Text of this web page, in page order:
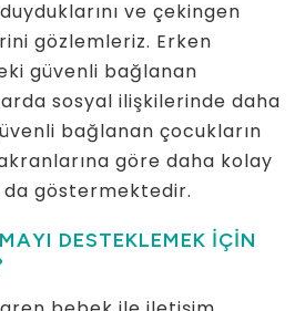
ve çekingen
gözlemleriz. Erken
güvenli bağlanan
sosyal ilişkilerinde daha
bağlanan çocukların
göre daha kolay
da göstermektedir.
DESTEKLEMEK İÇİN